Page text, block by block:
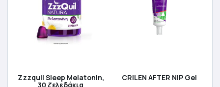
Zzzquil Sleep Melatonin,
30 ζελεδάκια
CRILEN AFTER NIP Gel